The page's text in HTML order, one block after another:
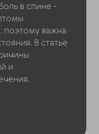
в спине -
поэтому важна
В статье
и